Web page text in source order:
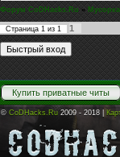
Форум CoDHacks.Ru » Мусорка
Страница 1 из 1 1
Купить приватные читы
© CoDHacks.Ru 2009 - 2018 |